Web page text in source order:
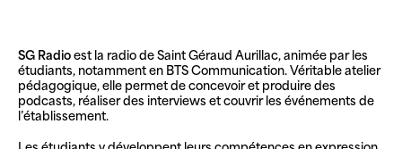
SG Radioest la radio deSaint Géraud Aurillac, animée par les
étudiants, notamment en BTS Communication. Véritable atelier
pédagogique, elle permet de concevoir et produire des
podcasts, réaliser des interviews et couvrir les événements de
l’établissement.